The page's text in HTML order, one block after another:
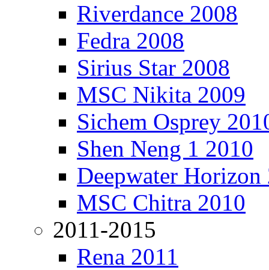
Riverdance 2008
Fedra 2008
Sirius Star 2008
MSC Nikita 2009
Sichem Osprey
Shen Neng 1 2010
Deepwater Horizon
MSC Chitra 2010
2011-2015
Rena 2011